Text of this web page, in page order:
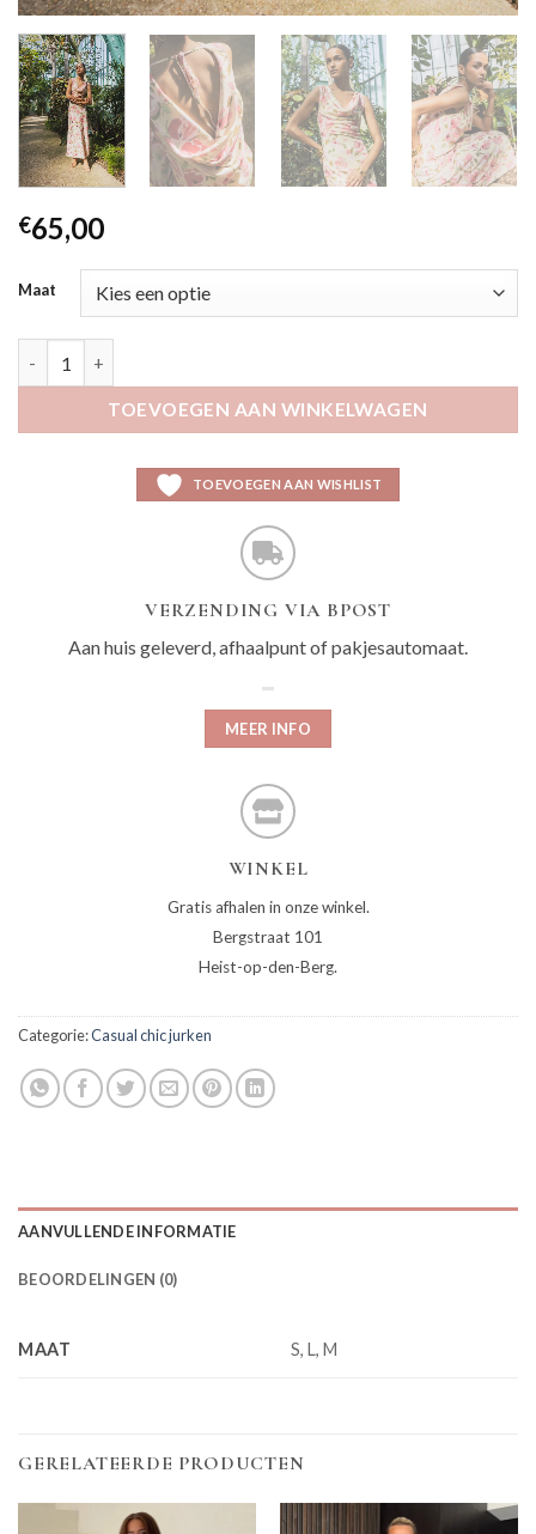
€65,00
Maat
TOEVOEGEN AAN WINKELWAGEN
TOEVOEGEN AAN WISHLIST
VERZENDING VIA BPOST
Aan huis geleverd, afhaalpunt of pakjesautomaat.
MEER INFO
WINKEL
Gratis afhalen in onze winkel.
Bergstraat 101
Heist-op-den-Berg.
Categorie:Casual chic jurken
AANVULLENDE INFORMATIE
BEOORDELINGEN (0)
MAAT S, L, M
GERELATEERDE PRODUCTEN